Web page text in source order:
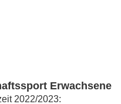
Erwachsene
2022/2023: